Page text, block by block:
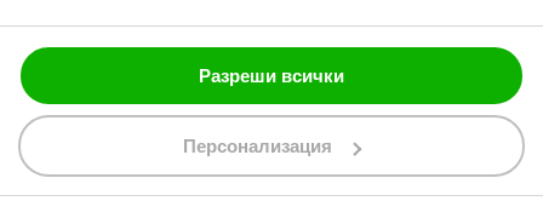
Разреши всички
Персонализация
088 200 7002
shop@bobimx.com